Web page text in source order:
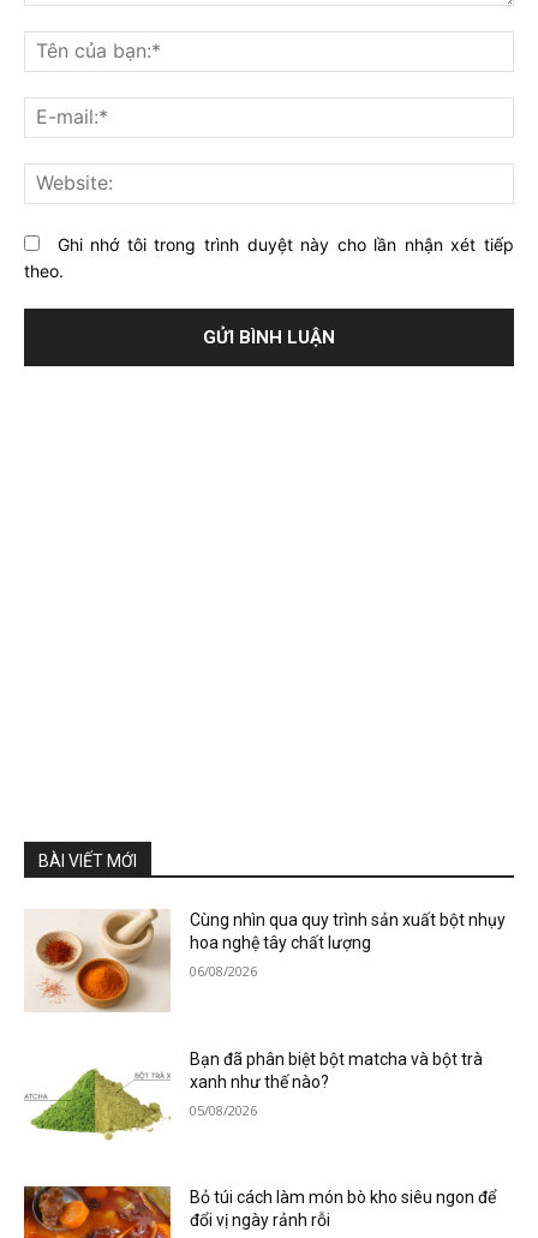
nghĩ
gì
về
bài
viết
này?
Ghi nhớ tôi trong trình duyệt này cho lần nhận xét tiếp
theo.
BÀI VIẾT MỚI
Cùng nhìn qua quy trình sản xuất bột nhụy
hoa nghệ tây chất lượng
06/08/2026
Bạn đã phân biệt bột matcha và bột trà
xanh như thế nào?
05/08/2026
Bỏ túi cách làm món bò kho siêu ngon để
đổi vị ngày rảnh rỗi